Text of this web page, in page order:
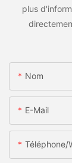
plus
Nom
E-Mail
Téléphone/